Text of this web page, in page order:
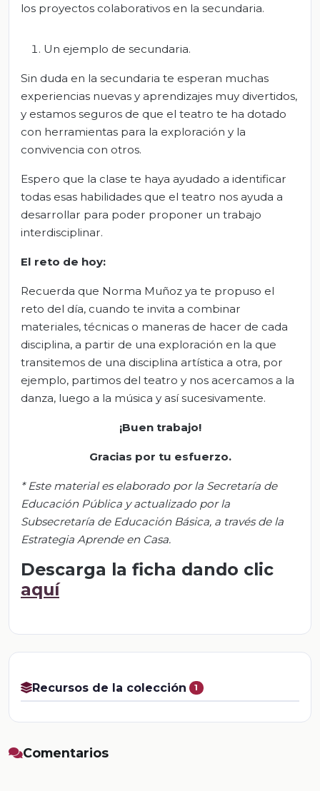
los proyectos colaborativos en la secundaria.
Un ejemplo de secundaria.
Sin duda en la secundaria te esperan muchas
experiencias nuevas y aprendizajes muy divertidos,
y estamos seguros de que el teatro te ha dotado
con herramientas para la exploración y la
convivencia con otros.
Espero que la clase te haya ayudado a identificar
todas esas habilidades que el teatro nos ayuda a
desarrollar para poder proponer un trabajo
interdisciplinar.
El reto de hoy:
Recuerda que Norma Muñoz ya te propuso el
reto del día, cuando te invita a combinar
materiales, técnicas o maneras de hacer de cada
disciplina, a partir de una exploración en la que
transitemos de una disciplina artística a otra, por
ejemplo, partimos del teatro y nos acercamos a la
danza, luego a la música y así sucesivamente.
¡Buen trabajo!
Gracias por tu esfuerzo.
* Este material es elaborado por la Secretaría de
Educación Pública y actualizado por la
Subsecretaría de Educación Básica, a través de la
Estrategia Aprende en Casa.
Descarga la ficha dando clic
aquí
Recursos de la colección 1
Comentarios